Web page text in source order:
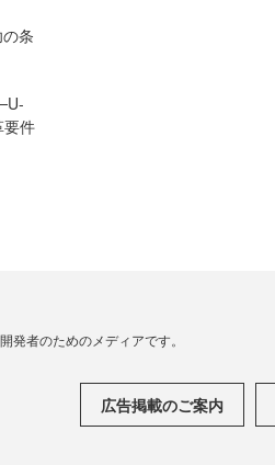
条
要件
発者のためのメディアです。
広告掲載のご案内